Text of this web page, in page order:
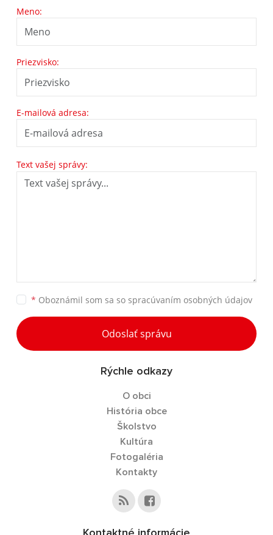
Meno:
Priezvisko:
E-mailová adresa:
Text vašej správy:
* Oboznámil som sa so spracúvaním osobných údajov
Odoslať správu
Rýchle odkazy
O obci
História obce
Školstvo
Kultúra
Fotogaléria
Kontakty